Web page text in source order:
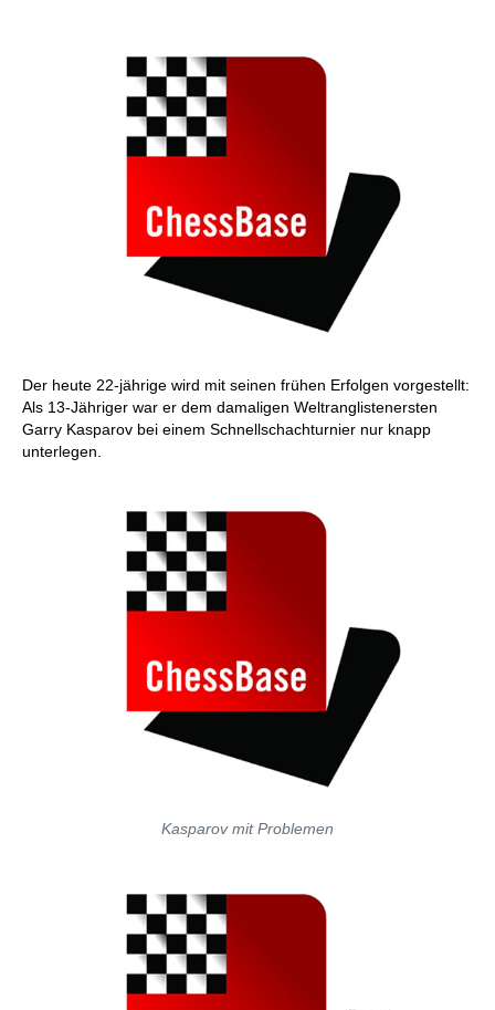
Der heute 22-jährige wird mit seinen frühen Erfolgen vorgestellt:
Als 13-Jähriger war er dem damaligen Weltranglistenersten
Garry Kasparov bei einem Schnellschachturnier nur knapp
unterlegen.
Kasparov mit Problemen